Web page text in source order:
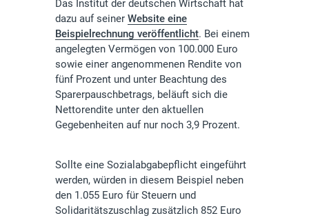
Das Institut der deutschen Wirtschaft hat
dazu auf seiner Website eine
Beispielrechnung veröffentlicht. Bei einem
angelegten Vermögen von 100.000 Euro
sowie einer angenommenen Rendite von
fünf Prozent und unter Beachtung des
Sparerpauschbetrags, beläuft sich die
Nettorendite unter den aktuellen
Gegebenheiten auf nur noch 3,9 Prozent.
Sollte eine Sozialabgabepflicht eingeführt
werden, würden in diesem Beispiel neben
den 1.055 Euro für Steuern und
Solidaritätszuschlag zusätzlich 852 Euro